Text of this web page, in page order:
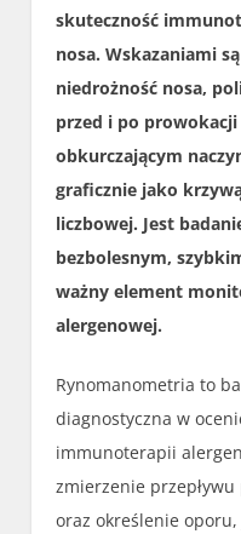
skuteczność
nosa. Wskazaniami
niedrożność nosa,
przed i po
obkurczającym
graficznie jako
liczbowej. Jest
bezbolesnym,
ważny element
alergenowej.
Rynomanometria to
diagnostyczna w
immunoterapii
zmierzenie
oraz określenie